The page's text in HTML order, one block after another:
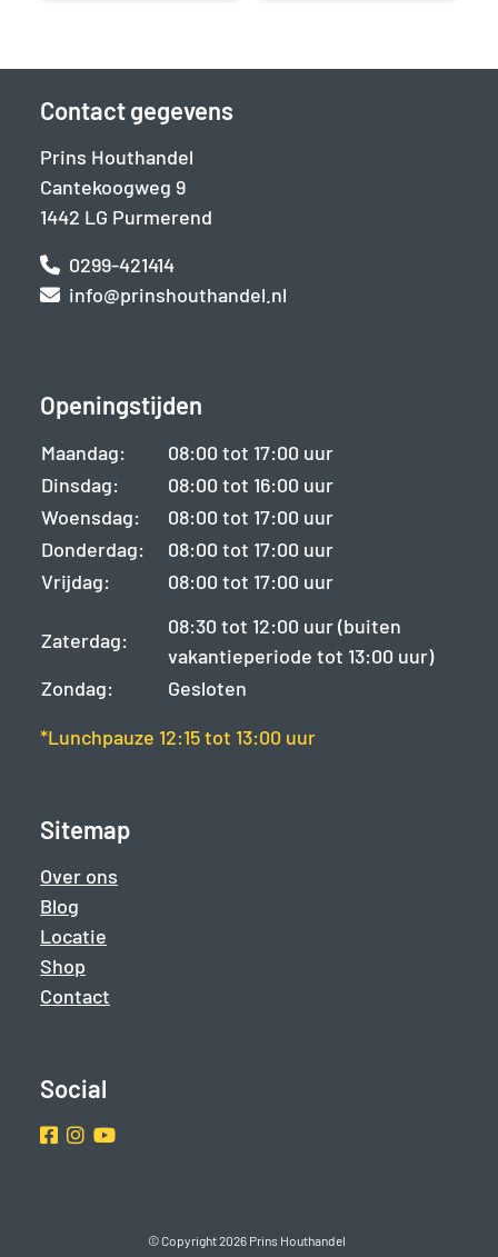
Contact gegevens
Prins Houthandel
Cantekoogweg 9
1442 LG Purmerend
0299-421414
info@prinshouthandel.nl
Openingstijden
Maandag:
08:00 tot 17:00 uur
Dinsdag:
08:00 tot 16:00 uur
Woensdag:
08:00 tot 17:00 uur
Donderdag:
08:00 tot 17:00 uur
Vrijdag:
08:00 tot 17:00 uur
Zaterdag:
08:30 tot 12:00 uur (buiten
vakantieperiode tot 13:00 uur)
Zondag:
Gesloten
*Lunchpauze 12:15 tot 13:00 uur
Sitemap
Over ons
Blog
Locatie
Shop
Contact
Social
Facebook
Instragram
Youtube
© Copyright 2026 Prins Houthandel